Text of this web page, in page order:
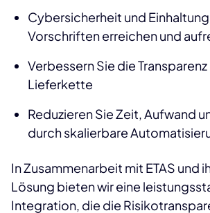
Cybersicherheit und
Vorschriften erreichen und
Verbessern Sie die
Lieferkette
Reduzieren Sie Zeit, Aufwand
durch skalierbare
In Zusammenarbeit mit ETAS und
Lösung bieten wir eine
Integration, die die